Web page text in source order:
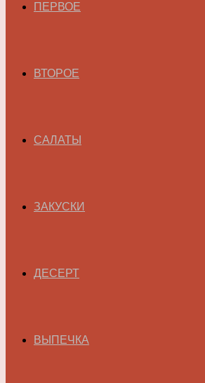
ПЕРВОЕ
ВТОРОЕ
САЛАТЫ
ЗАКУСКИ
ДЕСЕРТ
ВЫПЕЧКА